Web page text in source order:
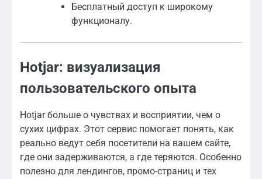
Бесплатный доступ к широкому
функционалу.
Hotjar: визуализация
пользовательского опыта
Hotjar больше о чувствах и восприятии, чем о
сухих цифрах. Этот сервис помогает понять, как
реально ведут себя посетители на вашем сайте,
где они задерживаются, а где теряются. Особенно
полезно для лендингов, промо-страниц и тех